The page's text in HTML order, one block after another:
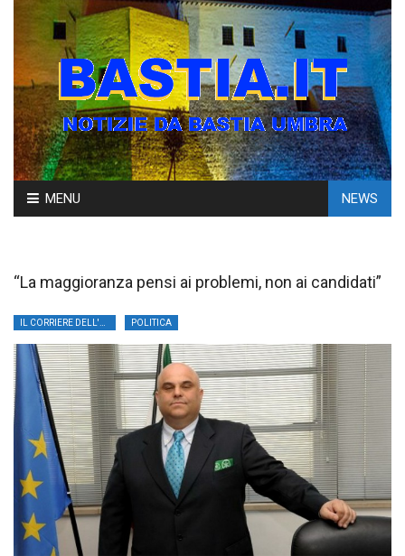
Skip
to
MENU NEWS
“La maggioranza pensi ai problemi, non ai candidati”
POLITICA